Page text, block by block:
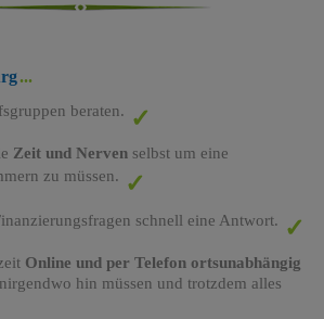
beraten.
Zeit und Nervenselbst um eine
zu müssen.
schnell eine Antwort.
Online und per Telefon ortsunabhängig
hin müssen und trotzdem alles